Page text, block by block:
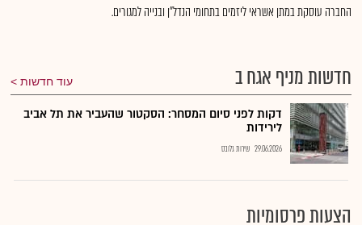
החברה עוסקת במתן אשראי ליזמים בתחומי הנדל"ן ובנייה למגורים.
חדשות מניף אגח ב עוד חדשות
דקות לפני סיום המסחר: הסקטור שהעביר את תל אביב
לירידות
29.06.2026 שירות גלובס
הצעות פרסומיות